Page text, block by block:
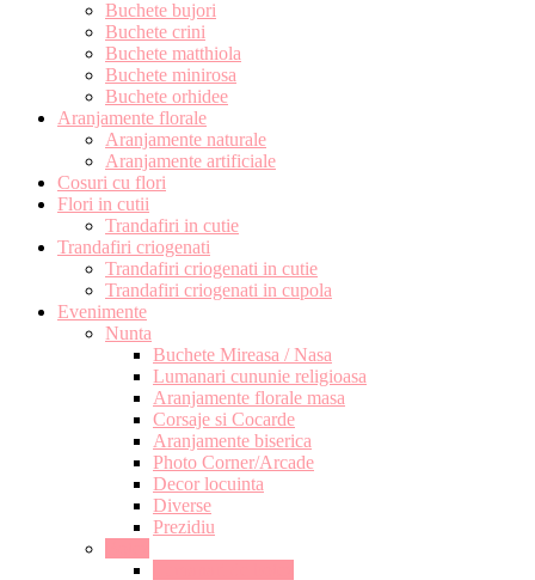
Buchete bujori
Buchete crini
Buchete matthiola
Buchete minirosa
Buchete orhidee
Aranjamente florale
Aranjamente naturale
Aranjamente artificiale
Cosuri cu flori
Flori in cutii
Trandafiri in cutie
Trandafiri criogenati
Trandafiri criogenati in cutie
Trandafiri criogenati in cupola
Evenimente
Nunta
Buchete Mireasa / Nasa
Lumanari cununie religioasa
Aranjamente florale masa
Corsaje si Cocarde
Aranjamente biserica
Photo Corner/Arcade
Decor locuinta
Diverse
Prezidiu